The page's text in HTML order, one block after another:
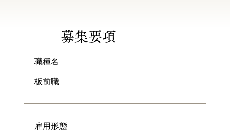
募集要項
職種名
板前職
雇用形態